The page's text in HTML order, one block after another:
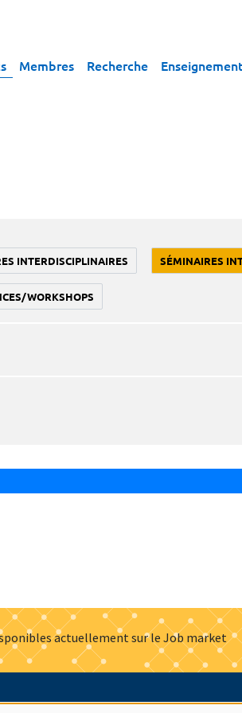
Membres Recherche
INTERDISCIPLINAIRES SÉMINAIRES
WORKSHOPS
actuellement sur le Job market
Presse Mentions légales Gestion